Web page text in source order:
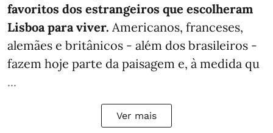
favoritos dos estrangeiros que escolheram
Lisboa para viver. Americanos, franceses,
alemães e britânicos - além dos brasileiros -
fazem hoje parte da paisagem e, à medida qu
...
Ver mais